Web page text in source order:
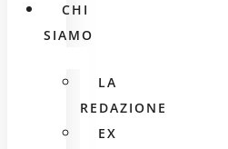
CHI
SIAMO
LA
REDAZIONE
EX